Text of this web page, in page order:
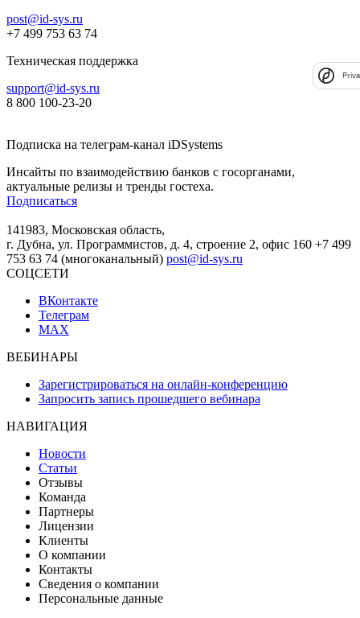
post@id-sys.ru
+7 499 753 63 74
Техническая поддержка
support@id-sys.ru
8 800 100-23-20
Подписка на телеграм-канал iDSystems
Инсайты по взаимодействию банков с госорганами,
актуальные релизы и тренды гостеха.
Подписаться
141983, Московская область,
г. Дубна, ул. Программистов, д. 4, строение 2, офис 160 +7 499
753 63 74 (многоканальный) post@id-sys.ru
СОЦСЕТИ
ВКонтакте
Телеграм
MAX
ВЕБИНАРЫ
Зарегистрироваться на онлайн-конференцию
Запросить запись прошедшего вебинара
НАВИГАЦИЯ
Новости
Статьи
Отзывы
Команда
Партнеры
Лицензии
Клиенты
О компании
Контакты
Сведения о компании
Персональные данные